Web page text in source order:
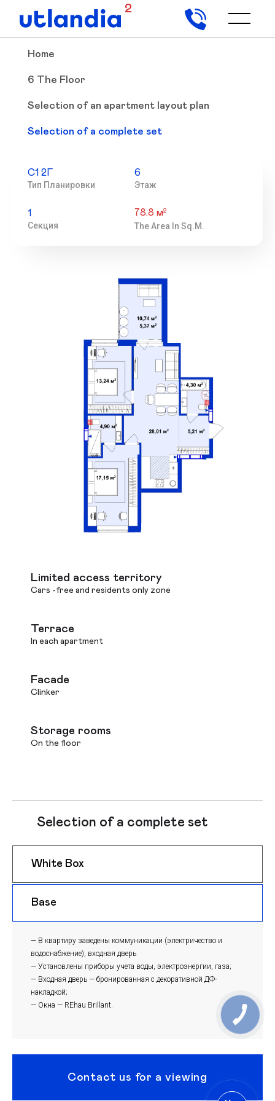
2
Home
6 The Floor
Selection of an apartment layout plan
Selection of a complete set
С1 2Г
Тип Планировки
6
Этаж
1
Секция
78.8 м2
The Area In Sq.m.
Limited access territory
Cars -free and residents only zone
Terrace
In each apartment
Facade
Clinker
Storage rooms
On the floor
Selection of a complete set
White Box
Base
— В квартиру заведены коммуникации (электричество и
водоснабжение); входная дверь
— Установлены приборы учета воды, электроэнергии, газа;
— Входная дверь — бронированная с декоративной ДФ-
накладкой;
— Окна — REhau Brillant.
Contact us for a viewing